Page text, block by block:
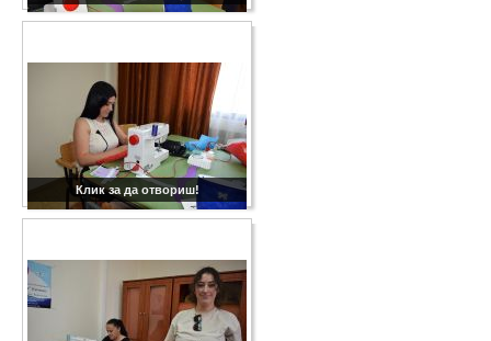
Клик за да отвориш!